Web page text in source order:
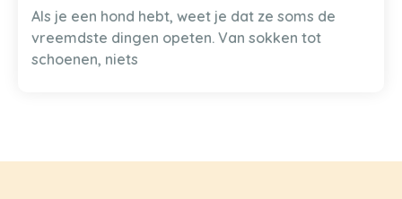
Als je een hond hebt, weet je dat ze soms de
vreemdste dingen opeten. Van sokken tot
schoenen, niets